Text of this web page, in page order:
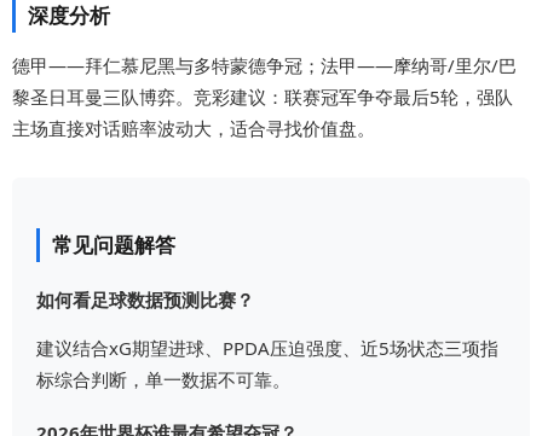
深度分析
德甲——拜仁慕尼黑与多特蒙德争冠；法甲——摩纳哥/里尔/巴
黎圣日耳曼三队博弈。竞彩建议：联赛冠军争夺最后5轮，强队
主场直接对话赔率波动大，适合寻找价值盘。
常见问题解答
如何看足球数据预测比赛？
建议结合xG期望进球、PPDA压迫强度、近5场状态三项指
标综合判断，单一数据不可靠。